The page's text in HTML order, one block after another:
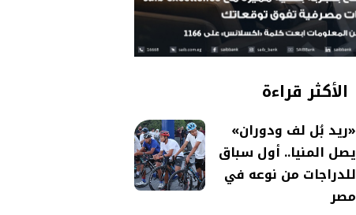
الأكثر قراءة
«ريد بُل لف ودوران»
يصل المنيا.. أول سباق
للدراجات من نوعه في
مصر